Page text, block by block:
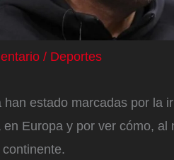
/ Deportes
estado marcadas por la
Europa y por ver cómo, al